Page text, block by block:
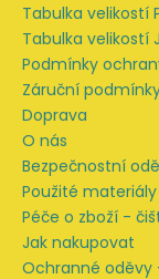
Tabulka velikostí
Tabulka velikostí
Podmínky
Záruční
Doprava
O nás
Bezpečnostní
Použité materiály
Péče o zboží -
Jak nakupovat
Ochranné oděvy